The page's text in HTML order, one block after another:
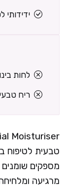
ידידותי
לחות
ריח
מספקים שומנים
מרגיעה